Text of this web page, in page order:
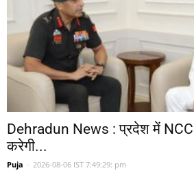
Dehradun News : प्रदेश में NCC
करेगी...
Puja - 2026-08-06 IST 7:49:29: pm